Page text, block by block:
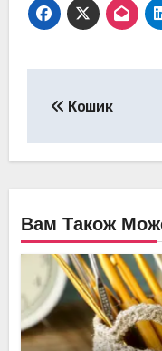
Кошик
Вам Також